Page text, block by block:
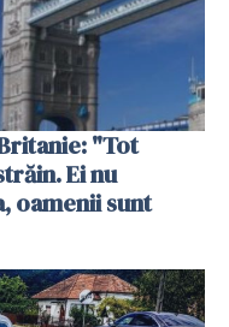
"Tot
Ei nu
oamenii sunt